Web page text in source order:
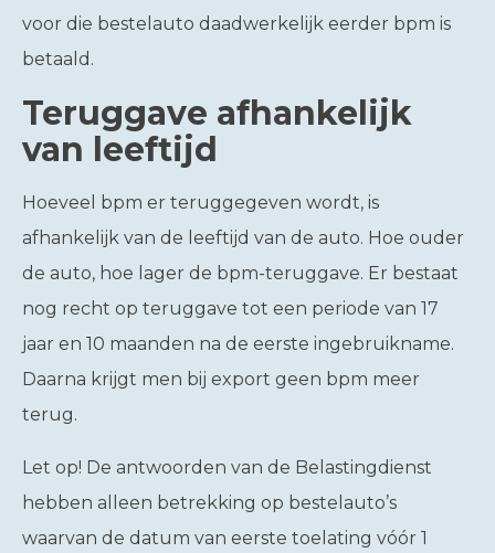
voor die bestelauto daadwerkelijk eerder bpm is
betaald.
Teruggave afhankelijk
van leeftijd
Hoeveel bpm er teruggegeven wordt, is
afhankelijk van de leeftijd van de auto. Hoe ouder
de auto, hoe lager de bpm-teruggave. Er bestaat
nog recht op teruggave tot een periode van 17
jaar en 10 maanden na de eerste ingebruikname.
Daarna krijgt men bij export geen bpm meer
terug.
Let op! De antwoorden van de Belastingdienst
hebben alleen betrekking op bestelauto’s
waarvan de datum van eerste toelating vóór 1